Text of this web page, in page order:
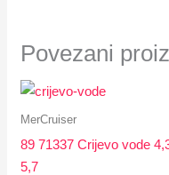
Povezani
MerCruiser
89 71337 Crijevo vode
5,7